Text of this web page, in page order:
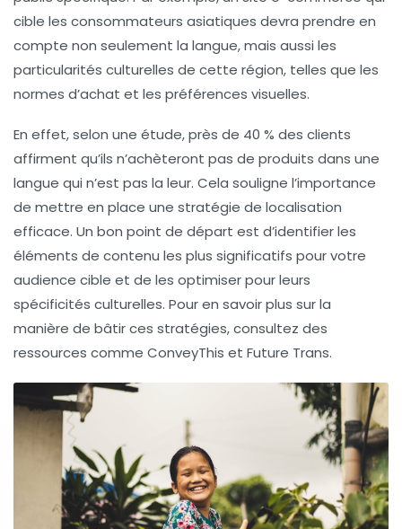
cible les consommateurs asiatiques devra prendre en
compte non seulement la langue, mais aussi les
particularités culturelles de cette région, telles que les
normes d’achat et les préférences visuelles.
En effet, selon une étude, près de 40 % des clients
affirment qu’ils n’achèteront pas de produits dans une
langue qui n’est pas la leur. Cela souligne l’importance
de mettre en place une stratégie de localisation
efficace. Un bon point de départ est d’identifier les
éléments de contenu les plus significatifs pour votre
audience cible et de les optimiser pour leurs
spécificités culturelles. Pour en savoir plus sur la
manière de bâtir ces stratégies, consultez des
ressources comme ConveyThis et Future Trans.